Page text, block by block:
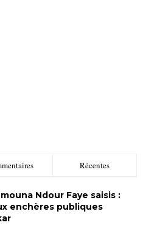
Récentes
Ndour Faye saisis :
enchères publiques